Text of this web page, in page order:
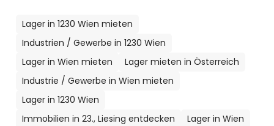
Lager in 1230 Wien mieten
Industrien / Gewerbe in 1230 Wien
Lager in Wien mieten
Lager mieten in Österreich
Industrie / Gewerbe in Wien mieten
Lager in 1230 Wien
Immobilien in 23., Liesing entdecken
Lager in Wien